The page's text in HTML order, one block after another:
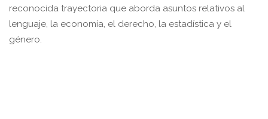
reconocida trayectoria que aborda asuntos relativos al
lenguaje, la economía, el derecho, la estadística y el
género.